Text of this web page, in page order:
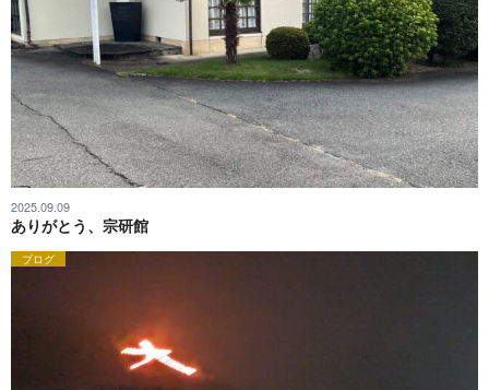
2025.09.09
ありがとう、宗研館
ブログ